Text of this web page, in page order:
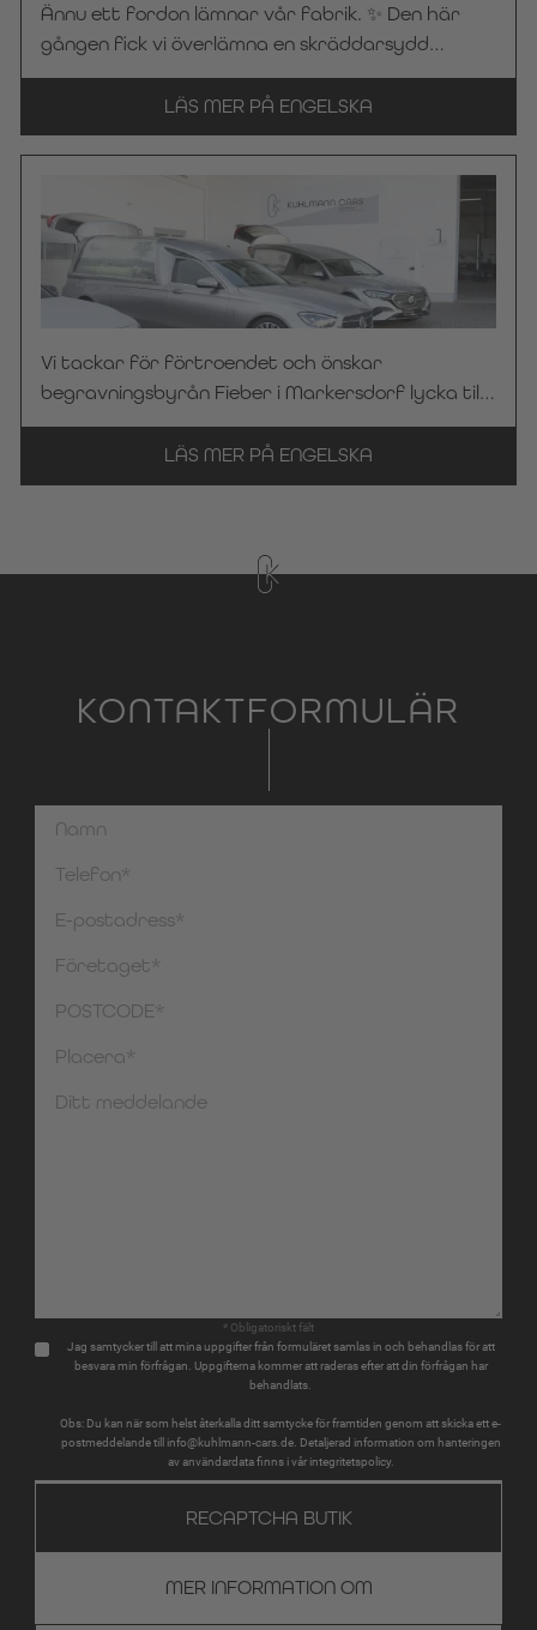
begravningsentreprenörens vardag. 🤝 Stort
tack till begravningsbyrån Frey för förtroendet
för KC Manufaktur by Steelworks. Vi önskar hela
teamet en trevlig och säker resa!
Ännu ett fordon lämnar vår fabrik. ✨ Den här
gången fick vi överlämna en skräddarsydd
begravningsbil från Kuhlmann Cars till
begravningsbyrån Bayer i Kaarst. Varje fordon
tillverkas med stor omsorg om detaljerna och
anpassas efter det aktuella
begravningsföretagets behov – så att det även
utåt återspeglar företagets identitet och
värderingar. 🤝 Stort tack för förtroendet för
KC Manufaktur by Steelworks. Vi önskar er alltid
en trevlig och säker resa!
LÄS MER PÅ ENGELSKA
Vi tackar för förtroendet och önskar
begravningsbyrån Fieber i Markersdorf lycka till
med sin begravningsbil, som bygger på en
Mercedes-Benz E 300 de med fyrhjulsdrift. 🤝 Vi
hoppas på många fler fordon med karaktär.
LÄS MER PÅ ENGELSKA
KONTAKTFORMULÄR
* Obligatoriskt fält
Jag samtycker till att mina uppgifter från formuläret samlas in och behandlas för att
besvara min förfrågan. Uppgifterna kommer att raderas efter att din förfrågan har
behandlats.
Obs: Du kan när som helst återkalla ditt samtycke för framtiden genom att skicka ett e-
postmeddelande till info@kuhlmann-cars.de. Detaljerad information om hanteringen
av användardata finns i vår integritetspolicy.
RECAPTCHA BUTIK
MER INFORMATION OM